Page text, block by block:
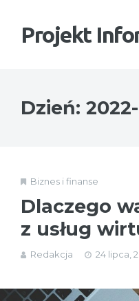
Projekt
Dzień:
Biznes i finanse
Dlaczego
z usług
Redakcja 24 lipca,